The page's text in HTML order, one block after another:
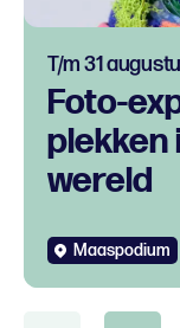
Foto-
plekken
wereld
T/m 31
Maaspodium